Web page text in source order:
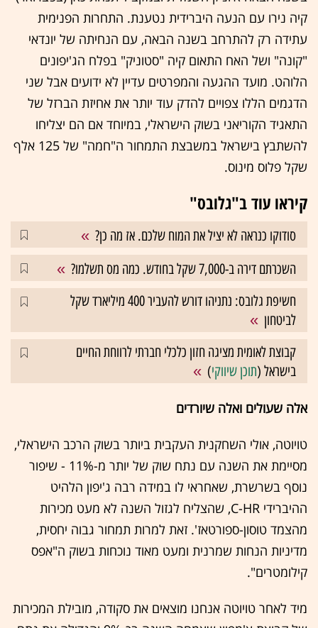
קיה נירו עם הנעה היברידית נטענת. התחרות הפנימית
עתידה רק להתרחב בשנה הבאה, עם הנחיתה של יונדאי
"קונה" ושל האח התאום קיה "סטוניק" בפלח הג'יפונים
הלוהט. מועד ההגעה והמפרטים עדיין לא ידועים אבל שני
הדגמים הללו צפויים להדק עוד יותר את אחיזת הברזל של
התאגיד הקוריאני בשוק הישראלי, במיוחד אם הם יצליחו
להשתבץ בישראל במשבצת התמחור ה"חמה" של 125 אלף
שקל פלוס מינוס.
קיראו עוד ב"גלובס"
סודוקו כנראה לא יציל את המוח שלכם. אז מה כן?
השכרתם דירה ב-7,000 שקל בחודש. כמה מס תשלמו?
חשיפת גלובס: נתניהו דורש להעביר 400 מיליארד שקל
לביטחון
קבוצת לאומית מציגה חזון כלכלי חברתי לרווחת החיים
בישראל (תוכן שיווקי)
אלה שעולים ואלה שיורדים
טויוטה, אולי השחקנית העקבית ביותר בשוק הרכב הישראלי,
מסיימת את השנה עם נתח שוק של יותר מ-11% - שיפור
נוסף בשרשרת, שאחראי לו במידה רבה ג'יפון הלהיט
ההיברידי C-HR, שהצליח לגזול השנה לא מעט מכירות
מהצמד טוסון-ספורטאז'. זאת למרות תמחור גבוה יחסית,
מדיניות הנחות שמרנית ומעט מאוד נוכחות בשוק ה"אפס
קילומטרים".
מיד לאחר טויוטה אנחנו מוצאים את סקודה, מובילת המכירות